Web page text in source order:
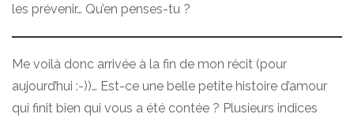
les prévenir… Qu’en penses-tu ?
Me voilà donc arrivée à la fin de mon récit (pour
aujourd’hui :-))… Est-ce une belle petite histoire d’amour
qui finit bien qui vous a été contée ? Plusieurs indices